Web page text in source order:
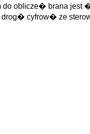
do oblicze� brana
cyfrow� ze